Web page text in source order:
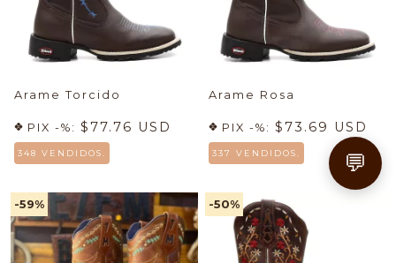
Arame Torcido
PIX -%: $77.76 USD
348 VENDIDOS.
Arame Rosa
PIX -%: $73.69 USD
337 VENDIDOS.
-59% -50%
💬